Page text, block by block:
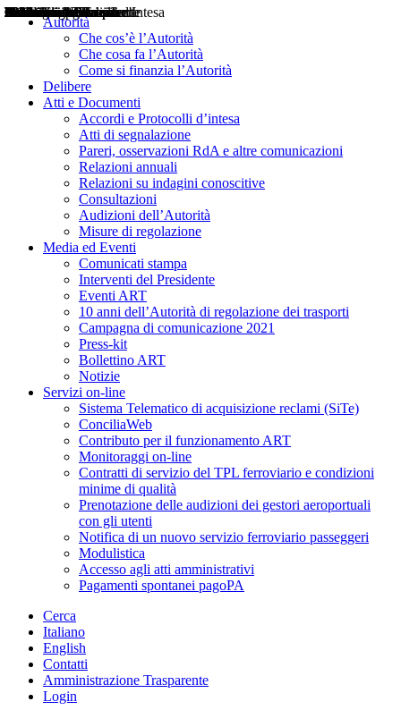
Autorità
Che cos’è l’Autorità
Che cosa fa l’Autorità
Come si finanzia l’Autorità
Delibere
Atti e Documenti
Accordi e Protocolli d’intesa
Atti di segnalazione
Pareri, osservazioni RdA e altre comunicazioni
Relazioni annuali
Relazioni su indagini conoscitive
Consultazioni
Audizioni dell’Autorità
Misure di regolazione
Media ed Eventi
Comunicati stampa
Interventi del Presidente
Eventi ART
10 anni dell’Autorità di regolazione dei trasporti
Campagna di comunicazione 2021
Press-kit
Bollettino ART
Notizie
Servizi on-line
Sistema Telematico di acquisizione reclami (SiTe)
ConciliaWeb
Contributo per il funzionamento ART
Monitoraggi on-line
Contratti di servizio del TPL ferroviario e condizioni
minime di qualità
Prenotazione delle audizioni dei gestori aeroportuali
con gli utenti
Notifica di un nuovo servizio ferroviario passeggeri
Modulistica
Accesso agli atti amministrativi
Pagamenti spontanei pagoPA
Cerca
Italiano
English
Contatti
Amministrazione Trasparente
Login
Delibere
Pareri
Consultazioni
Audizioni
Atti di Segnalazione
Accordi e Protocolli d'Intesa
Relazioni annuali
Misure di regolazione
Notizie
Comunicati Stampa
Bollettini ART
Convegni ART
Interviste del Presidente
Articoli in primo piano
Interventi del Presidente
2004
2005
2010
2013
2014
2015
2016
2017
2018
2019
202
2020
2021
2022
2023
2024
2025
2026
Aereo
Marittimo
Terrestre